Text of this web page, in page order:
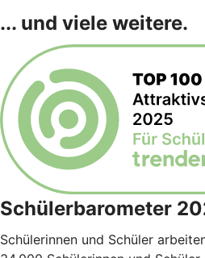
... und viele weitere.
Schülerbarometer
Schülerinnen und Schüler